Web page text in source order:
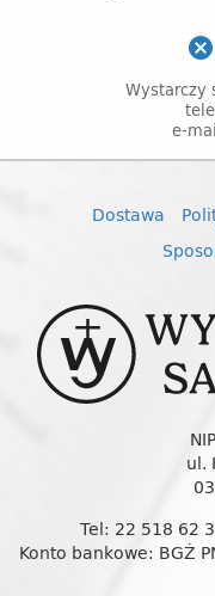
cancel
Wystarczy
e-
Dostawa
ul.
Tel: 22 518 62
Konto bankowe: BGŻ